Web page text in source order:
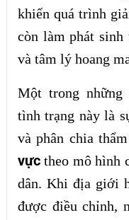
khiến quá trình
còn làm phát
và tâm lý hoang
Một trong những
tình trạng này là
và phân chia
vựctheo mô hình
dân. Khi địa giới
được điều chỉnh,